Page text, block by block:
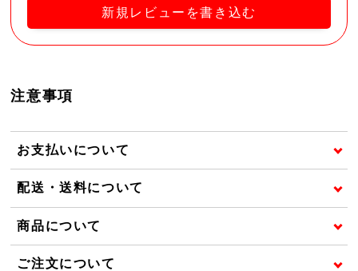
新規レビューを書き込む
注意事項
お支払いについて
配送・送料について
商品について
ご注文について